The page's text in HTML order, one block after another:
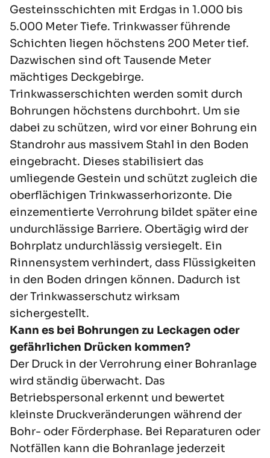
Gesteinsschichten mit Erdgas in 1.000 bis
5.000 Meter Tiefe. Trinkwasserführende
Schichten liegen höchstens 200 Meter tief.
Dazwischen sind oft Tausende Meter
mächtiges Deckgebirge.
Trinkwasserschichten werden somit durch
Bohrungen höchstens durchbohrt. Um sie
dabei zu schützen, wird vor einer Bohrung ein
Standrohr aus massivem Stahl in den Boden
eingebracht. Dieses stabilisiert das
umliegende Gestein und schützt zugleich die
oberflächigen Trinkwasserhorizonte. Die
einzementierte Verrohrung bildet später eine
undurchlässige Barriere. Obertägig wird der
Bohrplatz undurchlässig versiegelt. Ein
Rinnensystem verhindert, dass Flüssigkeiten
in den Boden dringen können. Dadurch ist
derTrinkwasserschutz wirksam
sichergestellt.
Kann es bei Bohrungen zu Leckagen oder
gefährlichen Drücken kommen?
Der Druck in der Verrohrung einer Bohranlage
wird ständig überwacht. Das
Betriebspersonal erkennt und bewertet
kleinste Druckveränderungen während der
Bohr- oder Förderphase. Bei Reparaturen oder
Notfällen kann die Bohranlage jederzeit